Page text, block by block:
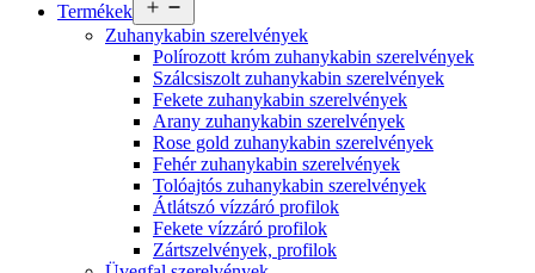
Termékek
megnyitása
Zuhanykabin szerelvények
Polírozott króm zuhanykabin szerelvények
Szálcsiszolt zuhanykabin szerelvények
Fekete zuhanykabin szerelvények
Arany zuhanykabin szerelvények
Rose gold zuhanykabin szerelvények
Fehér zuhanykabin szerelvények
Tolóajtós zuhanykabin szerelvények
Átlátszó vízzáró profilok
Fekete vízzáró profilok
Zártszelvények, profilok